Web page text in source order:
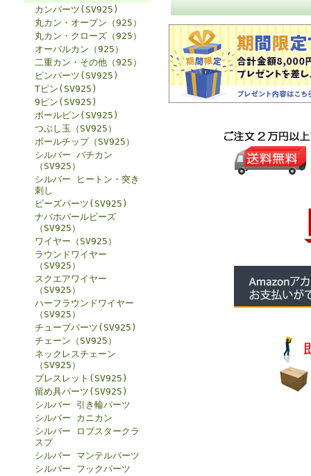
カンパーツ(SV925)
丸カン・オープン（925）
丸カン・クローズ（925）
オーバルカン（925）
二重カン・その他（925）
ピンパーツ(SV925)
Tピン(SV925)
9ピン(SV925)
ボールピン(SV925)
つぶし玉（SV925）
ボールチップ（SV925）
シルバー バチカン
（SV925）
シルバー ヒートン・突き
刺し
ビーズパーツ(SV925)
ナバホパールビーズ
（SV925）
ワイヤー（SV925）
ラウンドワイヤー
（SV925）
スクエアワイヤー
（SV925）
ハーフラウンドワイヤー
（SV925）
チューブパーツ(SV925)
チェーン（SV925）
ネックレスチェーン
（SV925）
ブレスレット(SV925)
留め具パーツ(SV925)
シルバー 引き輪パーツ
シルバー カニカン
シルバー ロブスタークラ
スプ
シルバー マンテルパーツ
シルバー フックパーツ